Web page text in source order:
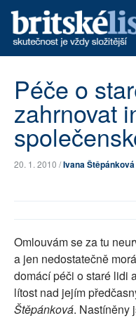
ARCHIV
TÉMATA
AUTOŘI
Péče o
zahrnovat
20. 1. 2010 /Ivana Štěpánková
Omlouvám se za tu
a jen nedostatečně
domácí péči o staré lidi
lítost nad jejím
Štěpánková. Nastíněny